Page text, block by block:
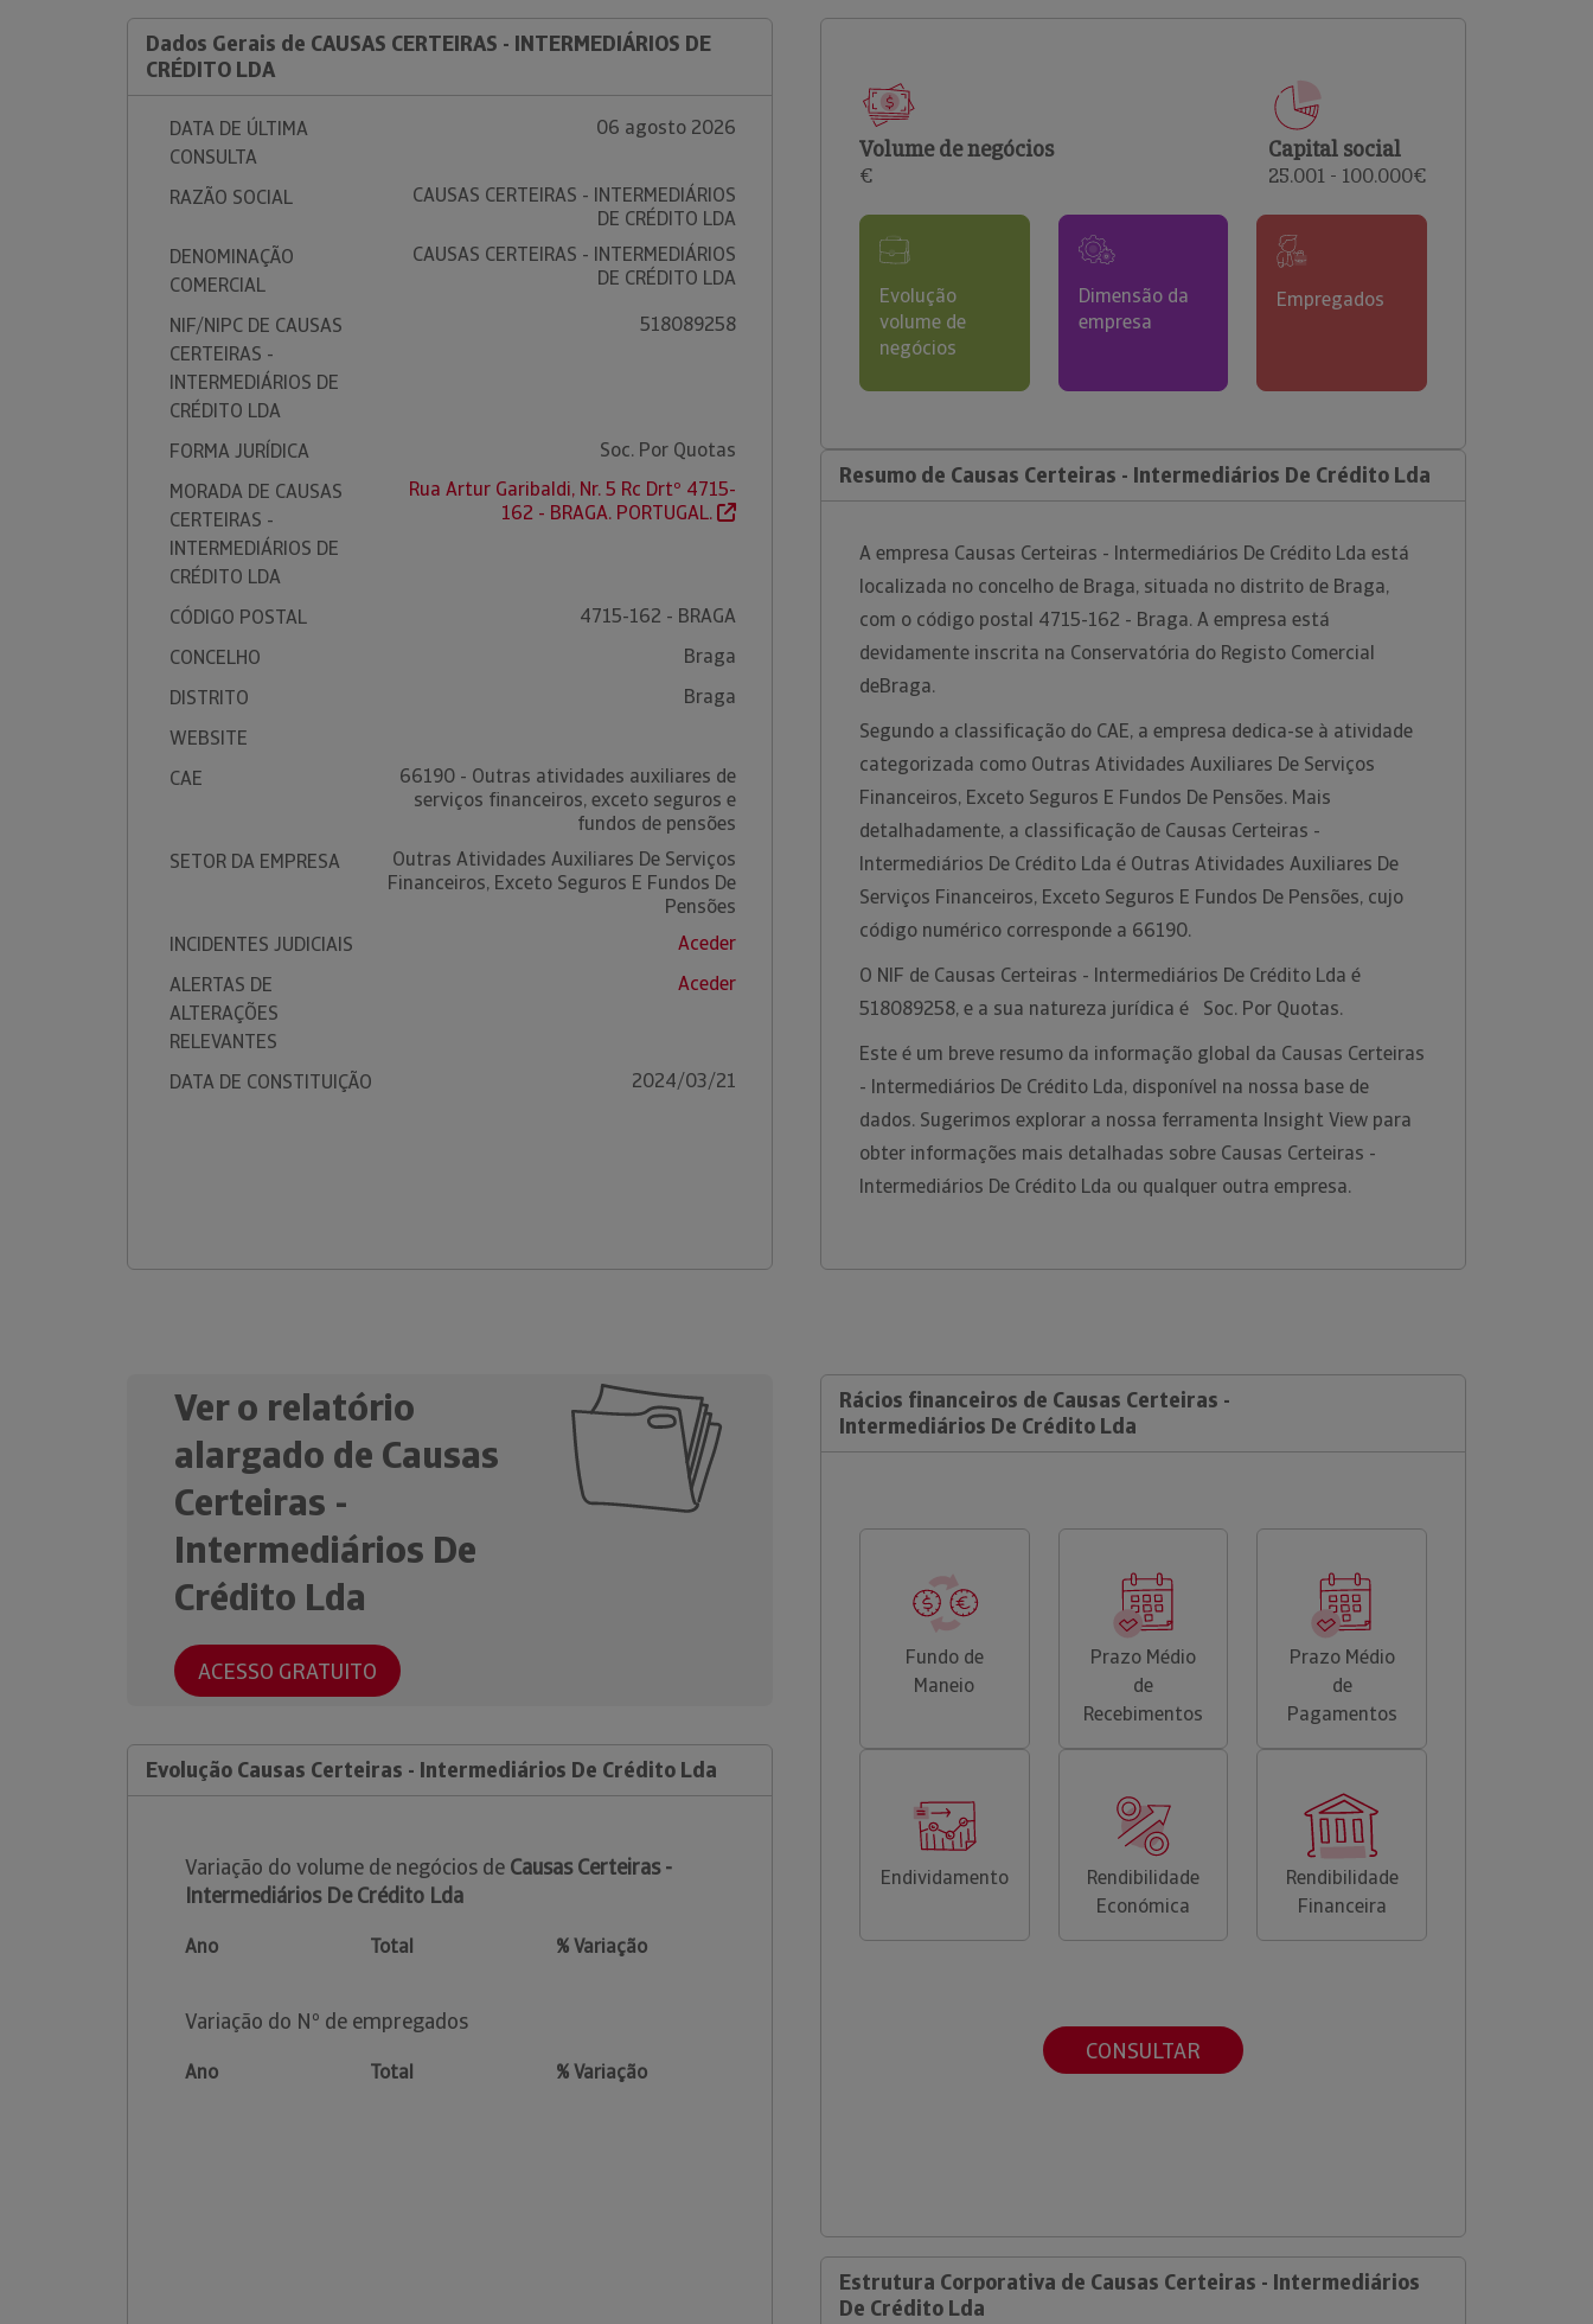
comerciais e analisar o risco de incumprimento dos
Dados Gerais de CAUSAS CERTEIRAS - INTERMEDIÁRIOS DE
CRÉDITO LDA
DATA DE ÚLTIMA
CONSULTA
06 agosto 2026
RAZÃO SOCIAL
CAUSAS CERTEIRAS - INTERMEDIÁRIOS
DE CRÉDITO LDA
DENOMINAÇÃO
COMERCIAL
CAUSAS CERTEIRAS - INTERMEDIÁRIOS
DE CRÉDITO LDA
NIF/NIPC DE CAUSAS
CERTEIRAS -
INTERMEDIÁRIOS DE
CRÉDITO LDA
518089258
FORMA JURÍDICA
Soc. Por Quotas
MORADA DE CAUSAS
CERTEIRAS -
INTERMEDIÁRIOS DE
CRÉDITO LDA
Rua Artur Garibaldi, Nr. 5 Rc Drtº 4715-
162 - BRAGA. PORTUGAL.
CÓDIGO POSTAL
4715-162 - BRAGA
CONCELHO
Braga
DISTRITO
Braga
WEBSITE
CAE
66190 - Outras atividades auxiliares de
serviços financeiros, exceto seguros e
fundos de pensões
SETOR DA EMPRESA
Outras Atividades Auxiliares De Serviços
Financeiros, Exceto Seguros E Fundos De
Pensões
INCIDENTES JUDICIAIS
Aceder
ALERTAS DE
ALTERAÇÕES
RELEVANTES
Aceder
DATA DE CONSTITUIÇÃO 2024/03/21
Volume de negócios
€
Capital social
25.001 - 100.000€
Evolução
volume de
negócios
Dimensão da
empresa
Empregados
Resumo de Causas Certeiras - Intermediários De Crédito Lda
A empresa Causas Certeiras - Intermediários De Crédito Lda está
localizada no concelho de Braga, situada no distrito de Braga,
com o código postal 4715-162 - Braga. A empresa está
devidamente inscrita na Conservatória do Registo Comercial
deBraga.
Segundo a classificação do CAE, a empresa dedica-se à atividade
categorizada como Outras Atividades Auxiliares De Serviços
Financeiros, Exceto Seguros E Fundos De Pensões. Mais
detalhadamente, a classificação de Causas Certeiras -
Intermediários De Crédito Lda é Outras Atividades Auxiliares De
Serviços Financeiros, Exceto Seguros E Fundos De Pensões, cujo
código numérico corresponde a 66190.
O NIF de Causas Certeiras - Intermediários De Crédito Lda é
518089258, e a sua natureza jurídica é Soc. Por Quotas.
Este é um breve resumo da informação global da Causas Certeiras
- Intermediários De Crédito Lda, disponível na nossa base de
dados. Sugerimos explorar a nossa ferramenta Insight View para
obter informações mais detalhadas sobre Causas Certeiras -
Intermediários De Crédito Lda ou qualquer outra empresa.
Ver o relatório
alargado de Causas
Certeiras -
Intermediários De
Crédito Lda
ACESSO GRATUITO
Evolução Causas Certeiras - Intermediários De Crédito Lda
Variação do volume de negócios de Causas Certeiras -
Intermediários De Crédito Lda
Ano Total % Variação
Variação do Nº de empregados
Ano Total % Variação
Rácios financeiros de Causas Certeiras -
Intermediários De Crédito Lda
Fundo de
Maneio
Prazo Médio
de
Recebimentos
Prazo Médio
de
Pagamentos
Endividamento
Rendibilidade
Económica
Rendibilidade
Financeira
CONSULTAR
Estrutura Corporativa de Causas Certeiras - Intermediários
De Crédito Lda